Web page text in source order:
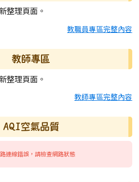
整理頁面。
教職員專區完整內容
教師專區
整理頁面。
教師專區完整內容
AQI空氣品質
連線錯誤，請檢查網路狀態